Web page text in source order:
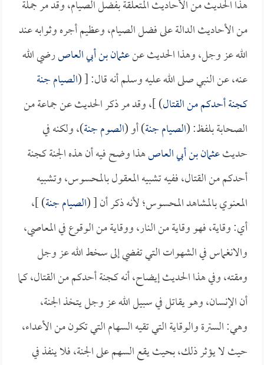
هذا الحديث من الأحاديث المتعلقة بفضل الصيام، وقد مر جملة
من الأحاديث الدالة على فضل الصيام، وعظيم أجره وثوابه عند
الله عز وجل، وهذا الحديث عنعثمان بن أبي العاصرضي الله
عنه، عن النبي صلى الله عليه وسلم أنه قال: [ (الصيام جنة
كجنة أحدكم من القتال) ]، وقد مر ذكر الحديث عن جماعة من
الصحابة بلفظ: (الصيام جنة) أو (الصوم جنة)، ولكنه في
حديثعثمان بن أبي العاصهذا وضح فيه أن هذه الجنة كجنة
أحدكم من القتال، ففيه تشبيه المعقول بالمحسوس، وتشبيه
المعنوي بالمشاهد المحسوس؛ لأنه ذكر أن [ (الصيام جنة) ]،
أي: وقاية، فهو وقاية من النار، ووقاية من الوقوع في المعاصي،
والانغماس في الشهوات التي تفضي إلى سخط الله عز وجل
ومقته، وفي هذا الحديث إيضاح، أنه كجنة أحدكم من القتال، كما
أن الإنسان، وهو يقاتل في سبيل الله عز وجل يتخذ الجنة،
وهي: السترة والوقاية التي تقيه السهام التي تكون من الأعداء،
حيث لا يؤثر ذلك، بحيث يقع السهم على الجنة، فلا ينفذ في